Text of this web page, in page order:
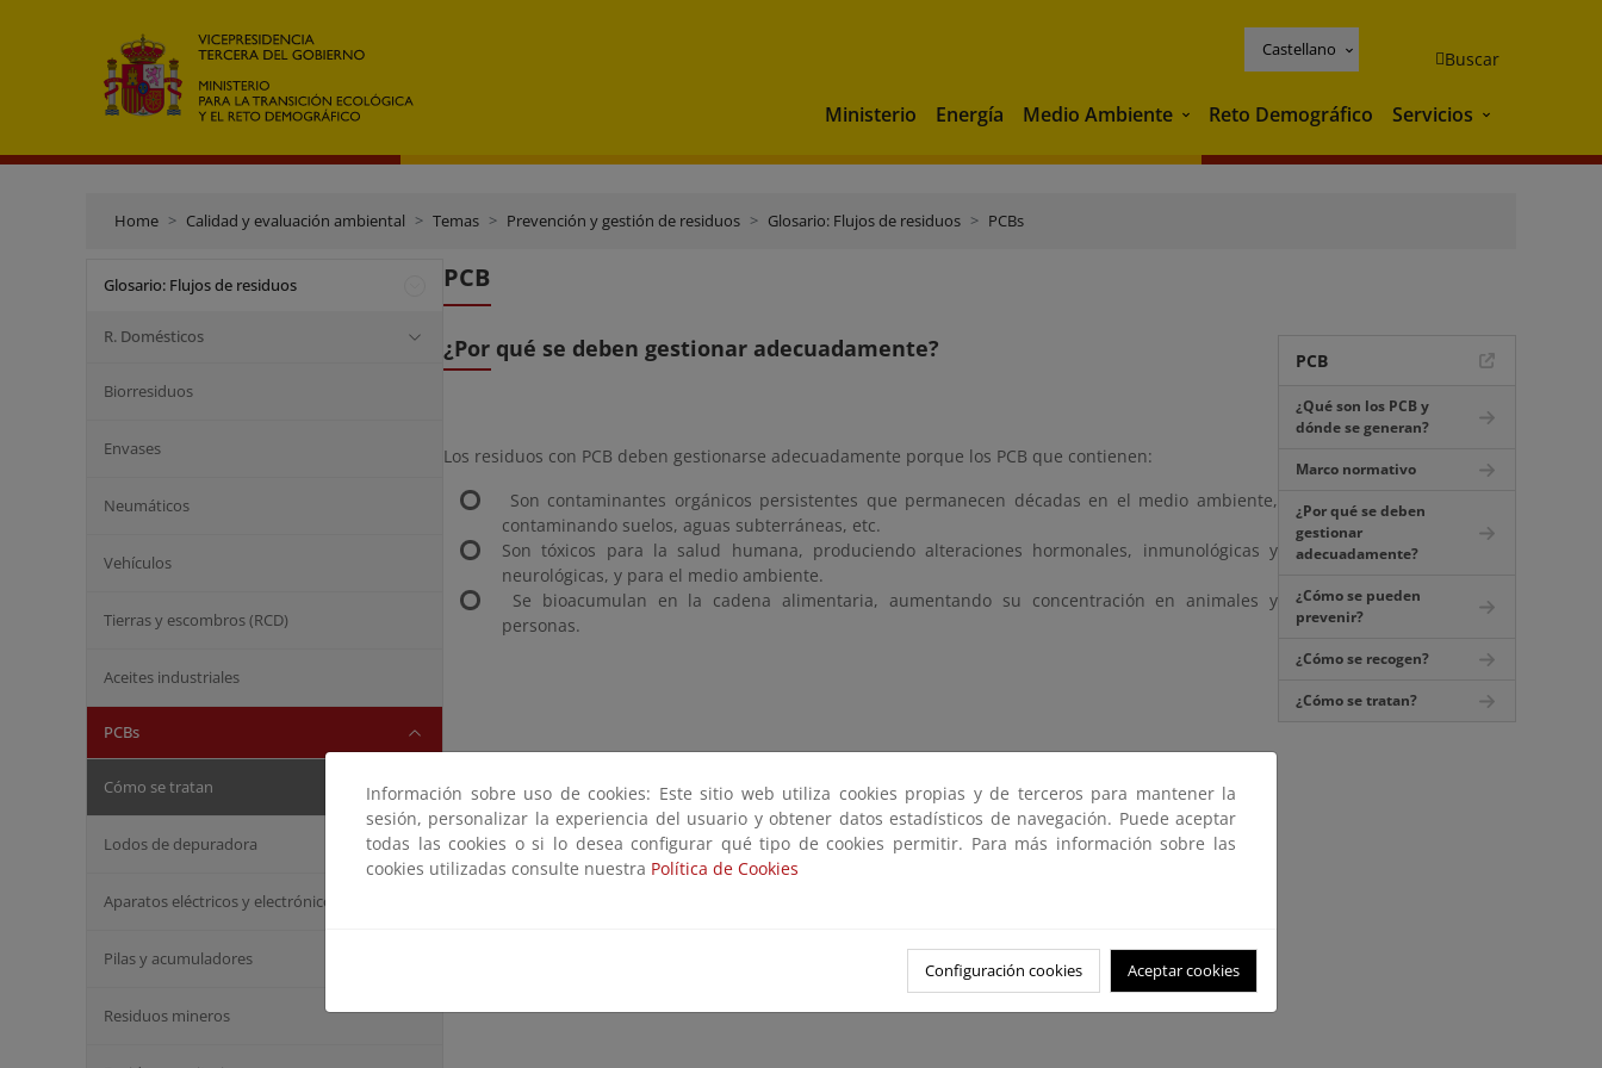
Castellano Buscar
Ministerio Energía Medio Ambiente Medio Ambiente
Reto Demográfico Servicios Servicios
Home Calidad y evaluación ambiental Temas Prevención y gestión de residuos Glosario: Flujos de residuos PCBs
Glosario: Flujos de residuos
R. Domésticos
Biorresiduos
Envases
Neumáticos
Vehículos
Tierras y escombros (RCD)
Aceites industriales
PCBs
Cómo se tratan
Lodos de depuradora
Aparatos eléctricos y electrónicos
Pilas y acumuladores
Residuos mineros
PCB
¿Por qué se deben gestionar adecuadamente?
Los residuos con PCB deben gestionarse adecuadamente porque los PCB que contienen:
Son contaminantes orgánicos persistentes que permanecen décadas en el medio ambiente,
contaminando suelos, aguas subterráneas, etc.
Son tóxicos para la salud humana, produciendo alteraciones hormonales, inmunológicas y
neurológicas, y para el medio ambiente.
Se bioacumulan en la cadena alimentaria, aumentando su concentración en animales y
personas.
PCB
¿Qué son los PCB y
dónde se generan?
Marco normativo
¿Por qué se deben
gestionar
adecuadamente?
¿Cómo se pueden
prevenir?
¿Cómo se recogen?
¿Cómo se tratan?
Información sobre uso de cookies: Este sitio web utiliza cookies propias y de terceros para mantener la
sesión, personalizar la experiencia del usuario y obtener datos estadísticos de navegación. Puede aceptar
todas las cookies o si lo desea configurar qué tipo de cookies permitir. Para más información sobre las
cookies utilizadas consulte nuestra Política de Cookies
Configuración cookies Aceptar cookies